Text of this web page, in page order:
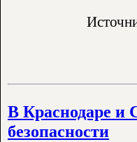
В Краснодаре и
безопасности